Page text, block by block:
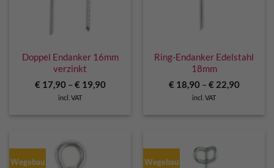
Doppel Endanker 16mm
verzinkt
€17,90– €19,90
incl. VAT
Ring-Endanker Edelstahl
18mm
€18,90– €22,90
incl. VAT
Wegebau Wegebau